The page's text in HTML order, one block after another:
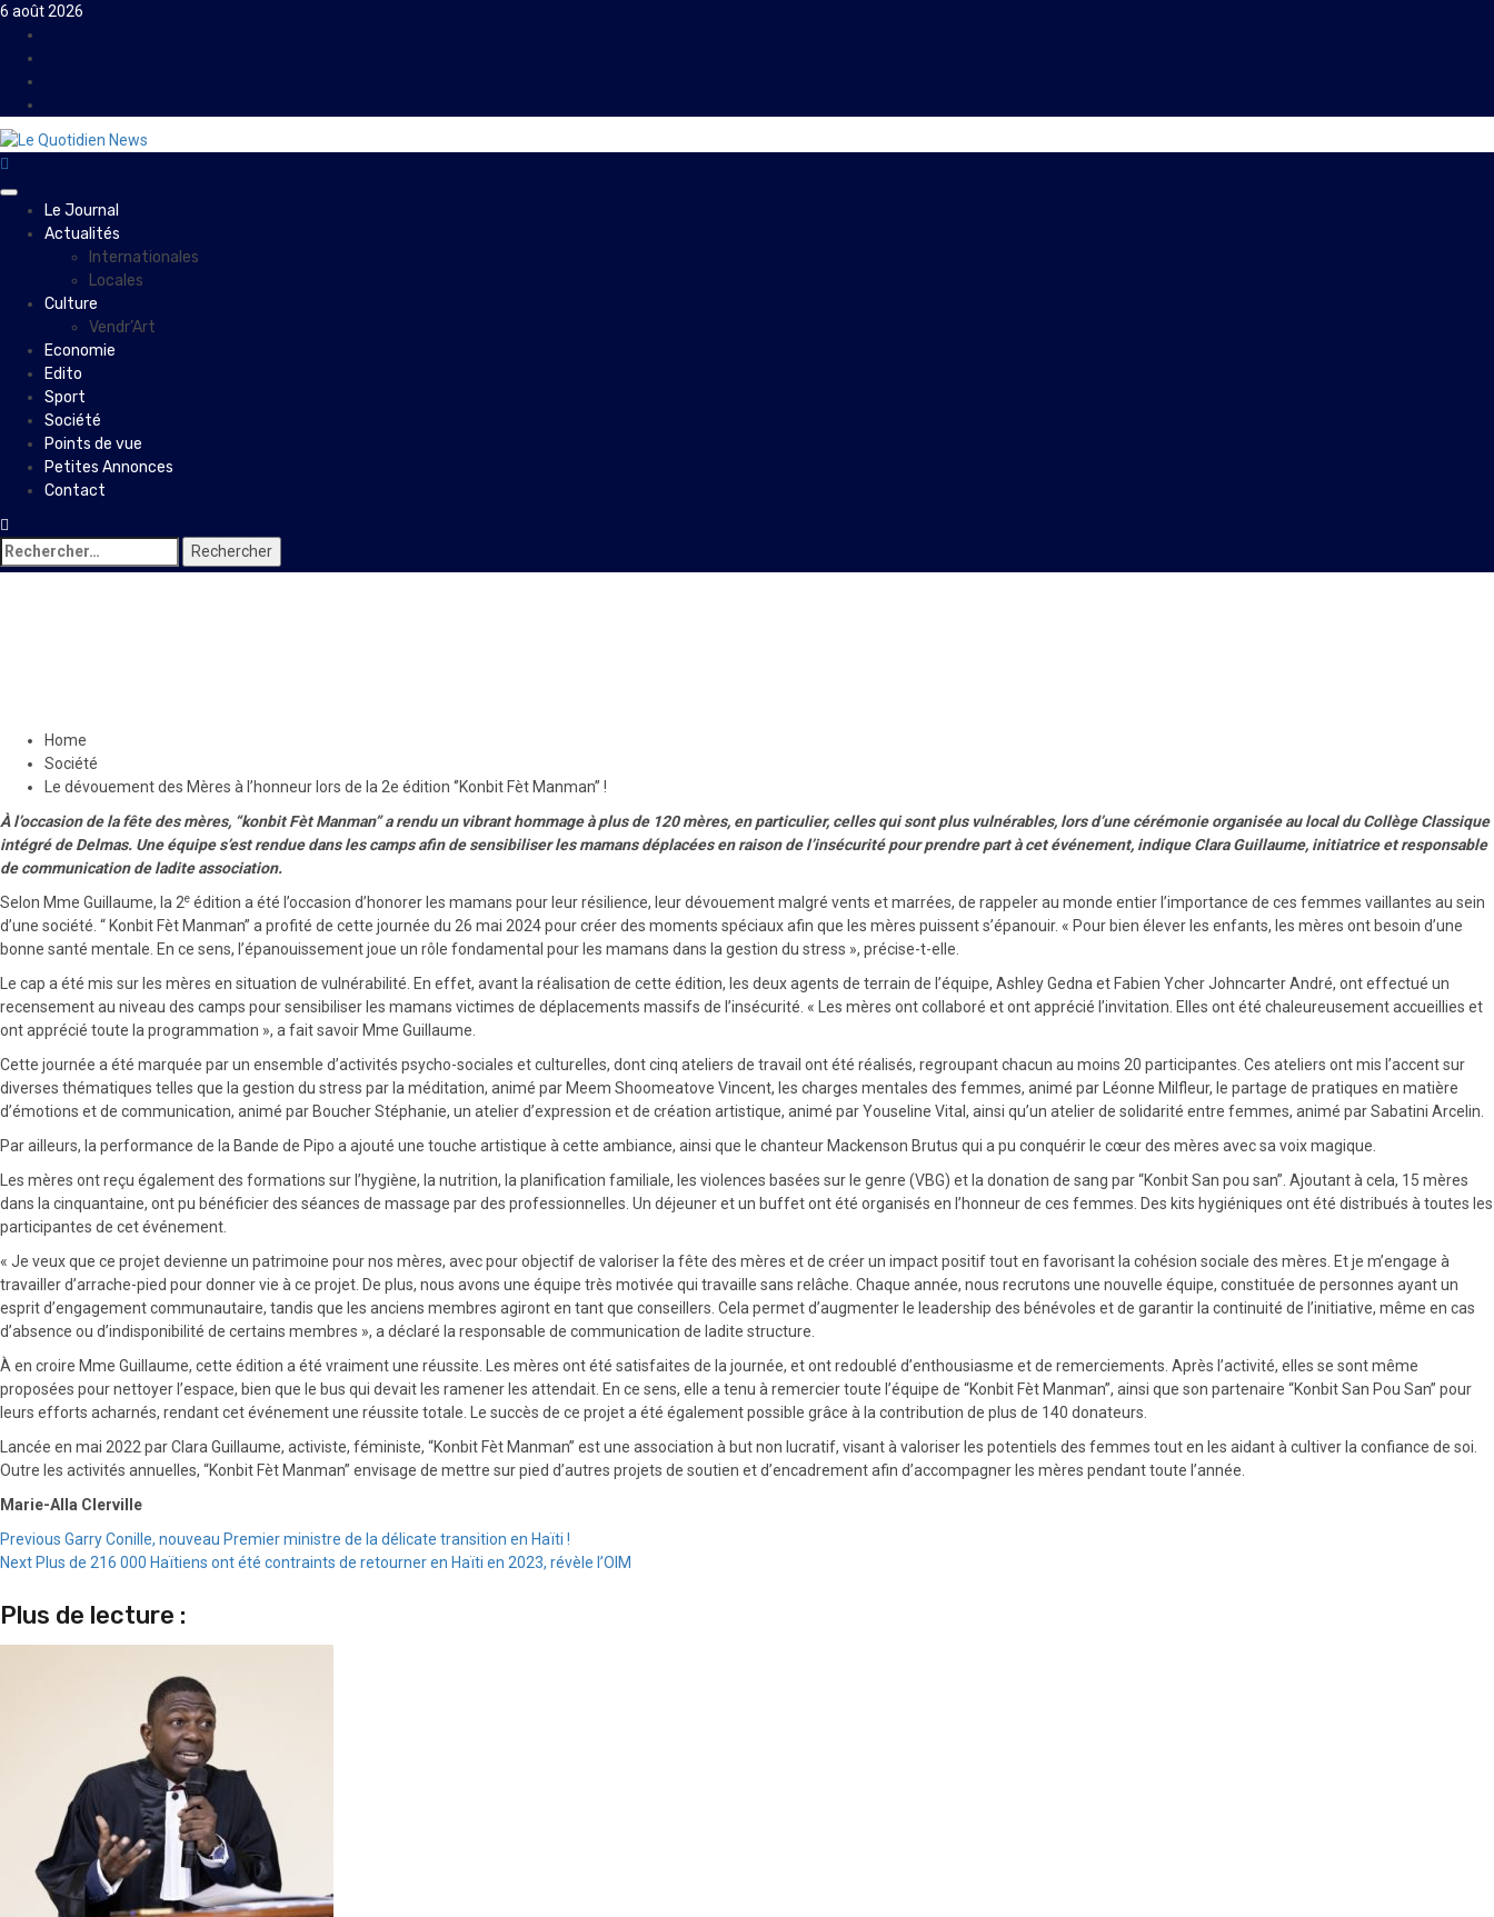
Skip
content
6 août 2026
PrimaryLe Journal
Actualités
Internationales
Locales
Culture
Vendr’Art
Economie
Edito
Sport
Société
Points de vue
Petites Annonces
Contact
Rechercher :
Home
Société
Le dévouement des Mères à l’honneur lors de la 2e édition ‘’Konbit Fèt Manman’’ !
À l’occasion de la fête des mères, “konbit Fèt Manman” a rendu un vibrant hommage à plus de 120 mères, en particulier, celles qui sont plus vulnérables, lors d’une cérémonie organisée au local du Collège Classique
intégré de Delmas. Une équipe s’est rendue dans les camps afin de sensibiliser les mamans déplacées en raison de l’insécurité pour prendre part à cet événement, indique Clara Guillaume, initiatrice et responsable
de communication de ladite association.
Selon Mme Guillaume, la 2e édition a été l’occasion d’honorer les mamans pour leur résilience, leur dévouement malgré vents et marrées, de rappeler au monde entier l’importance de ces femmes vaillantes au sein
d’une société. “ Konbit Fèt Manman” a profité de cette journée du 26 mai 2024 pour créer des moments spéciaux afin que les mères puissent s’épanouir. « Pour bien élever les enfants, les mères ont besoin d’une
bonne santé mentale. En ce sens, l’épanouissement joue un rôle fondamental pour les mamans dans la gestion du stress », précise-t-elle.
Le cap a été mis sur les mères en situation de vulnérabilité. En effet, avant la réalisation de cette édition, les deux agents de terrain de l’équipe, Ashley Gedna et Fabien Ycher Johncarter André, ont effectué un
recensement au niveau des camps pour sensibiliser les mamans victimes de déplacements massifs de l’insécurité. « Les mères ont collaboré et ont apprécié l’invitation. Elles ont été chaleureusement accueillies et
ont apprécié toute la programmation », a fait savoir Mme Guillaume.
Cette journée a été marquée par un ensemble d’activités psycho-sociales et culturelles, dont cinq ateliers de travail ont été réalisés, regroupant chacun au moins 20 participantes. Ces ateliers ont mis l’accent sur
diverses thématiques telles que la gestion du stress par la méditation, animé par Meem Shoomeatove Vincent, les charges mentales des femmes, animé par Léonne Milfleur, le partage de pratiques en matière
d’émotions et de communication, animé par Boucher Stéphanie, un atelier d’expression et de création artistique, animé par Youseline Vital, ainsi qu’un atelier de solidarité entre femmes, animé par Sabatini Arcelin.
Par ailleurs, la performance de la Bande de Pipo a ajouté une touche artistique à cette ambiance, ainsi que le chanteur Mackenson Brutus qui a pu conquérir le cœur des mères avec sa voix magique.
Les mères ont reçu également des formations sur l’hygiène, la nutrition, la planification familiale, les violences basées sur le genre (VBG) et la donation de sang par “Konbit San pou san”. Ajoutant à cela, 15 mères
dans la cinquantaine, ont pu bénéficier des séances de massage par des professionnelles. Un déjeuner et un buffet ont été organisés en l’honneur de ces femmes. Des kits hygiéniques ont été distribués à toutes les
participantes de cet événement.
« Je veux que ce projet devienne un patrimoine pour nos mères, avec pour objectif de valoriser la fête des mères et de créer un impact positif tout en favorisant la cohésion sociale des mères. Et je m’engage à
travailler d’arrache-pied pour donner vie à ce projet. De plus, nous avons une équipe très motivée qui travaille sans relâche. Chaque année, nous recrutons une nouvelle équipe, constituée de personnes ayant un
esprit d’engagement communautaire, tandis que les anciens membres agiront en tant que conseillers. Cela permet d’augmenter le leadership des bénévoles et de garantir la continuité de l’initiative, même en cas
d’absence ou d’indisponibilité de certains membres », a déclaré la responsable de communication de ladite structure.
À en croire Mme Guillaume, cette édition a été vraiment une réussite. Les mères ont été satisfaites de la journée, et ont redoublé d’enthousiasme et de remerciements. Après l’activité, elles se sont même
proposées pour nettoyer l’espace, bien que le bus qui devait les ramener les attendait. En ce sens, elle a tenu à remercier toute l’équipe de “Konbit Fèt Manman”, ainsi que son partenaire “Konbit San Pou San” pour
leurs efforts acharnés, rendant cet événement une réussite totale. Le succès de ce projet a été également possible grâce à la contribution de plus de 140 donateurs.
Lancée en mai 2022 par Clara Guillaume, activiste, féministe, “Konbit Fèt Manman” est une association à but non lucratif, visant à valoriser les potentiels des femmes tout en les aidant à cultiver la confiance de soi.
Outre les activités annuelles, “Konbit Fèt Manman” envisage de mettre sur pied d’autres projets de soutien et d’encadrement afin d’accompagner les mères pendant toute l’année.
Marie-Alla Clerville
Continue
Reading
Previous Garry Conille, nouveau Premier ministre de la délicate transition en Haïti !
Next Plus de 216 000 Haïtiens ont été contraints de retourner en Haïti en 2023, révèle l’OIM
Plus de lecture :